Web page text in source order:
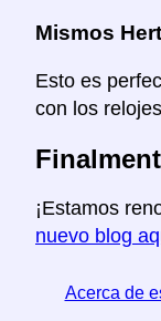
Mismos
Esto es
con los
¡Estamos
nuevo blog
Acerca de